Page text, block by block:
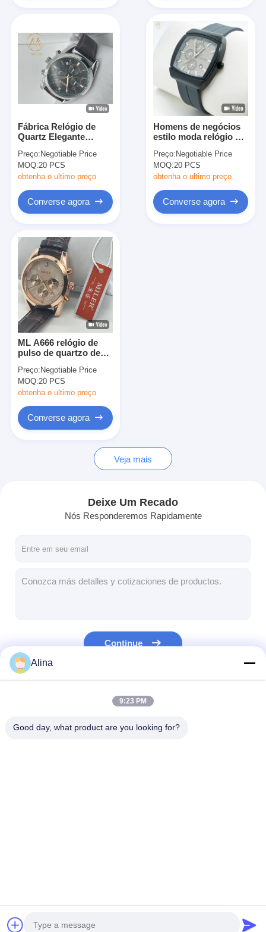
Relógio de pulso de quartzo
Relógio de Quartzo de Cintura de Couro
Relógio com correia de aço inoxidável
Relógio de fita de silício
Relógio de quartzo
Relógio de quartzo para homens
Relógio Desportivo Digital
Um relógio de casal elegante
Relógio de pulso para crianças
Peças de reposição de relógios
Peças sobressalentes de cintos de relógio
Fábrica Relógio de
Quartz Elegante
Impermeável Relógio
de Couro Com
Anúncio de Data
Preço:Negotiable Price
MOQ:20 PCS
obtenha o ultimo preço
Converse agora
Homens de negócios
estilo moda relógio de
cinto de silicone
Preço:Negotiable Price
MOQ:20 PCS
obtenha o ultimo preço
Converse agora
ML A666 relógio de
pulso de quartzo de
pulso de quartzo de
banda de ouro, para
homens
Preço:Negotiable Price
MOQ:20 PCS
obtenha o ultimo preço
Converse agora
Veja mais
Deixe Um Recado
Nós Responderemos Rapidamente
Continue
Alina
9:23 PM
Good day, what product are you looking for?